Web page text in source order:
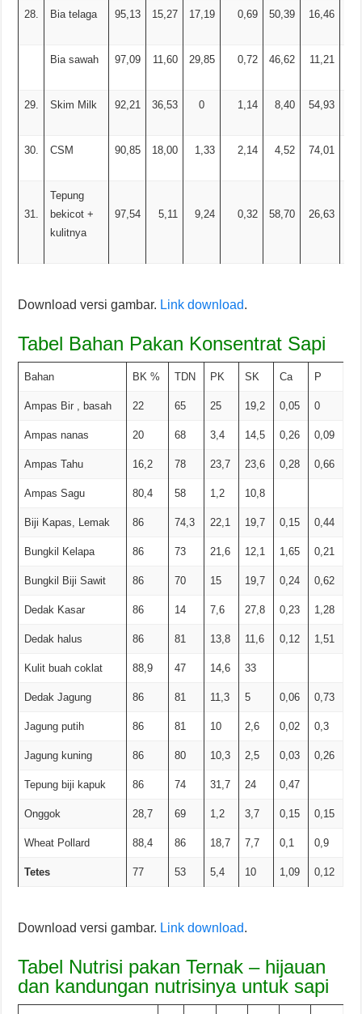
28. Bia telaga 95,13 15,27 17,19 0,69 50,39 16,46
Bia sawah 97,09 11,60 29,85 0,72 46,62 11,21
29. Skim Milk 92,21 36,53 0 1,14 8,40 54,93
30. CSM 90,85 18,00 1,33 2,14 4,52 74,01
31.
Tepung
bekicot +
kulitnya
97,54 5,11 9,24 0,32 58,70 26,63
Download versi gambar. Link download.
Tabel Bahan Pakan Konsentrat Sapi
Bahan BK % TDN PK SK Ca P
Ampas Bir , basah 22 65 25 19,2 0,05 0
Ampas nanas 20 68 3,4 14,5 0,26 0,09
Ampas Tahu 16,2 78 23,7 23,6 0,28 0,66
Ampas Sagu 80,4 58 1,2 10,8
Biji Kapas, Lemak 86 74,3 22,1 19,7 0,15 0,44
Bungkil Kelapa 86 73 21,6 12,1 1,65 0,21
Bungkil Biji Sawit 86 70 15 19,7 0,24 0,62
Dedak Kasar 86 14 7,6 27,8 0,23 1,28
Dedak halus 86 81 13,8 11,6 0,12 1,51
Kulit buah coklat 88,9 47 14,6 33
Dedak Jagung 86 81 11,3 5 0,06 0,73
Jagung putih 86 81 10 2,6 0,02 0,3
Jagung kuning 86 80 10,3 2,5 0,03 0,26
Tepung biji kapuk 86 74 31,7 24 0,47
Onggok 28,7 69 1,2 3,7 0,15 0,15
Wheat Pollard 88,4 86 18,7 7,7 0,1 0,9
Tetes 77 53 5,4 10 1,09 0,12
Download versi gambar. Link download.
Tabel Nutrisi pakan Ternak – hijauan
dan kandungan nutrisinya untuk sapi